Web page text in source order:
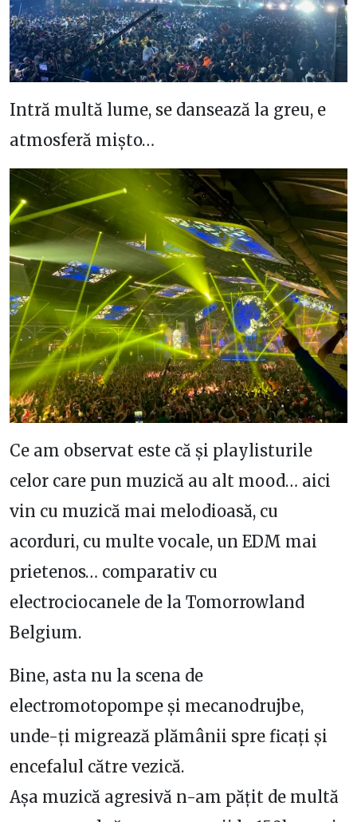
Intră multă lume, se dansează la greu, e
atmosferă mișto…
Ce am observat este că și playlisturile
celor care pun muzică au alt mood… aici
vin cu muzică mai melodioasă, cu
acorduri, cu multe vocale, un EDM mai
prietenos… comparativ cu
electrociocanele de la Tomorrowland
Belgium.
Bine, asta nu la scena de
electromotopompe și mecanodrujbe,
unde-ți migrează plămânii spre ficați și
encefalul către vezică.
Așa muzică agresivă n-am pățit de multă